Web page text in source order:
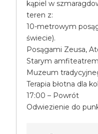
kąpiel w
teren z:
10-metrowym
świecie).
Posągami Zeusa,
Starym
Muzeum
Terapia błotna dla
17:00 – Powrót
Odwiezienie do